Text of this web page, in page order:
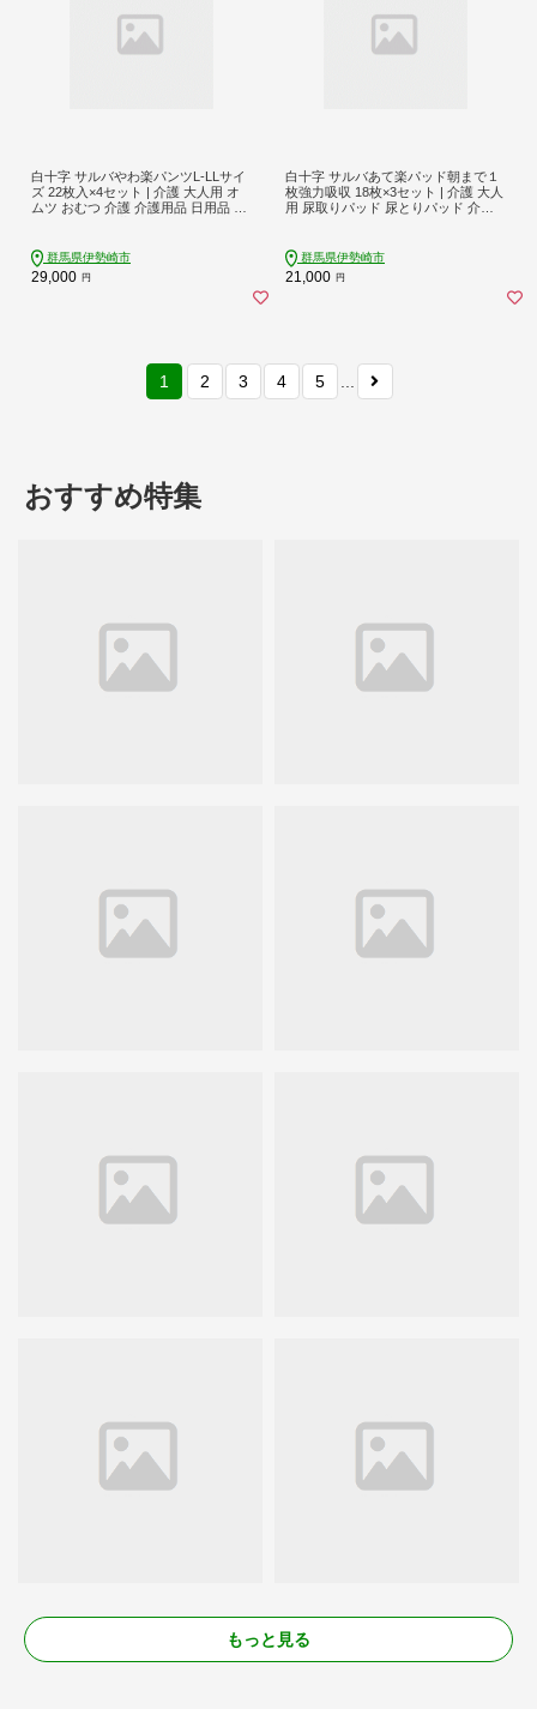
白十字 サルバやわ楽パンツL-LLサイ
ズ 22枚入×4セット | 介護 大人用 オ
ムツ おむつ 介護 介護用品 日用品 消
群馬県伊勢崎市
29,000 円
白十字 サルバあて楽パッド朝まで１
枚強力吸収 18枚×3セット | 介護 大人
用 尿取りパッド 尿とりパッド 介護
日用品 消耗品 備蓄 防災 ストック 介
護
群馬県伊勢崎市
21,000 円
1 2 3 4 5
おすすめ特集
もっと見る